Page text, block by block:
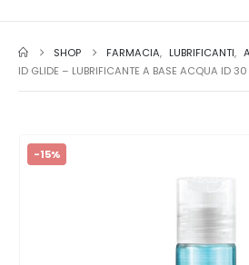
SHOP FARMACIA, LUBRIFICANTI,
ID GLIDE – LUBRIFICANTE A BASE ACQUA ID
-15%